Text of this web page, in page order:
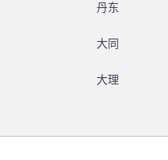
丹东
大同
大理